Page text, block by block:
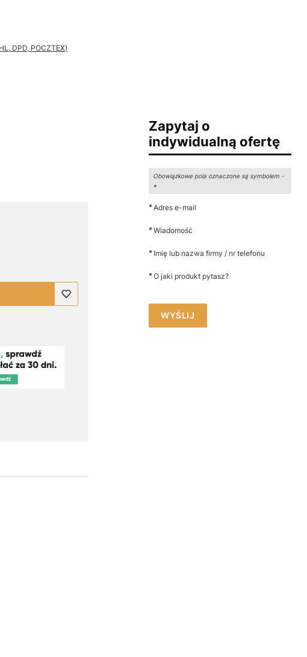
DPD, POCZTEX)
Zapytaj o
indywidualną ofertę
Obowiązkowe pola oznaczone są symbolem -
*
*Adres e-mail
*Wiadomość
* Imię lub nazwa firmy / nr telefonu
*O jaki produkt pytasz?
WYŚLIJ